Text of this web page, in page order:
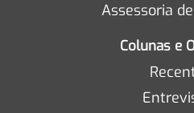
Assessoria
Colunas e